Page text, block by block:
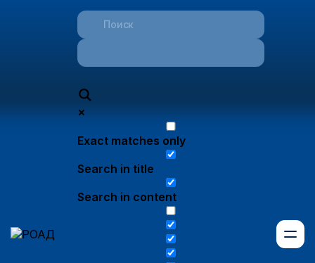
Exact matches only
Search in title
Search in content